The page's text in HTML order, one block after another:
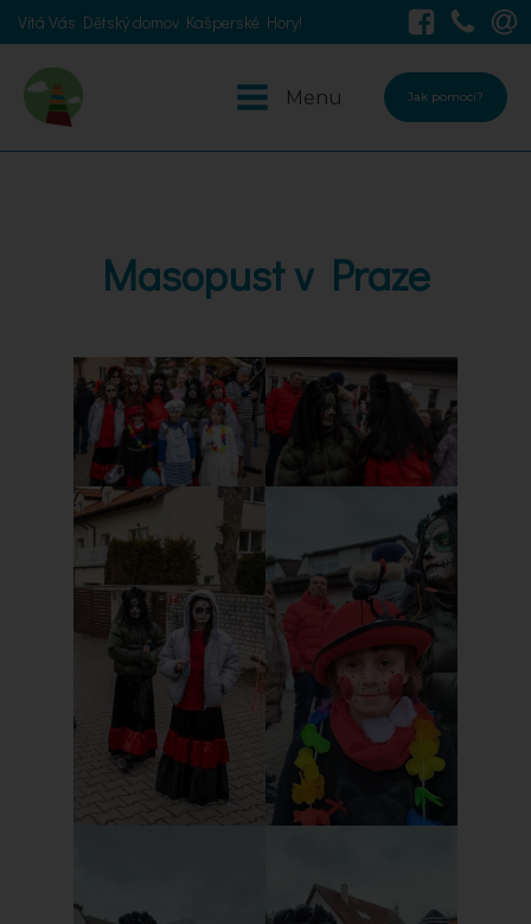
Vítá Vás Dětský domov Kašperské Hory!
Menu Jak pomoci?
Masopust v Praze